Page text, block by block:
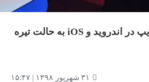
اپلیکیشن اسکایپ در اندروید و iOS به حالت تیره
۳۱ شهریور ۱۳۹۸ | ۱۵:۴۷